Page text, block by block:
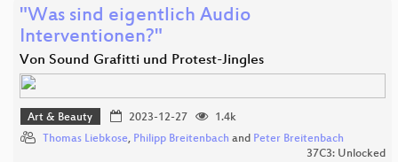
"Was sind eigentlich Audio
Interventionen?"
Von Sound Grafitti und Protest-Jingles
Art & Beauty 2023-12-27
1.4k
Thomas Liebkose, Philipp Breitenbach and Peter Breitenbach
37C3: Unlocked